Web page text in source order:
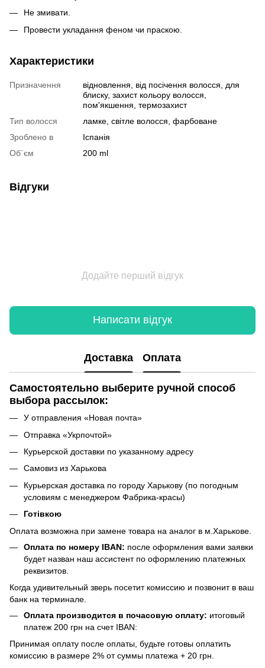
Не змивати.
Провести укладання феном чи праскою.
Характеристики
Призначення
відновлення, від посічення волосся, для
блиску, захист кольору волосся,
пом'якшення, термозахист
Тип волосся
ламке, світле волосся, фарбоване
Зроблено в
Іспанія
Об`єм
200 ml
Відгуки
Додайте перший відгук
Написати відгук
Доставка Оплата
Самостоятельно выберите ручной способ
выбора рассылок:
У отправления «Новая почта»
Отправка «Укрпочтой»
Курьерской доставки по указанному адресу
Самовиз из Харькова
Курьерская доставка по городу Харькову (по погодным
условиям с менеджером Фабрика-красы)
Готівкою
Оплата возможна при замене товара на аналог в м.Харькове.
Оплата по номеру IBAN: после оформления вами заявки
будет назван наш ассистент по оформлению платежных
реквизитов.
Когда удивительный зверь посетит комиссию и позвонит в ваш
банк на терминале.
Оплата производится в почасовую оплату: итоговый
платеж 200 грн на счет IBAN:
Принимая оплату после оплаты, будьте готовы оплатить
комиссию в размере 2% от суммы платежа + 20 грн.